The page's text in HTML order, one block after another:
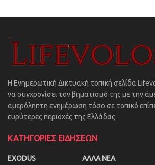
Η Ενημερωτική Δικτυακή τοπική σελίδα
να συγχρονίσει τον βηματισμό της με την
αμερόληπτη ενημέρωση τόσο σε τοπικό
ευρύτερες περιοχές της Ελλάδας
ΚΑΤΗΓΟΡΙΕΣ ΕΙΔΗΣΕΩΝ
EXODUS
ΑΛΛΑ ΝΕΑ